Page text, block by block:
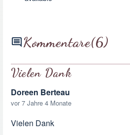
Kommentare(6)
Vielen Dank
Doreen Berteau
vor 7 Jahre 4 Monate
Vielen Dank